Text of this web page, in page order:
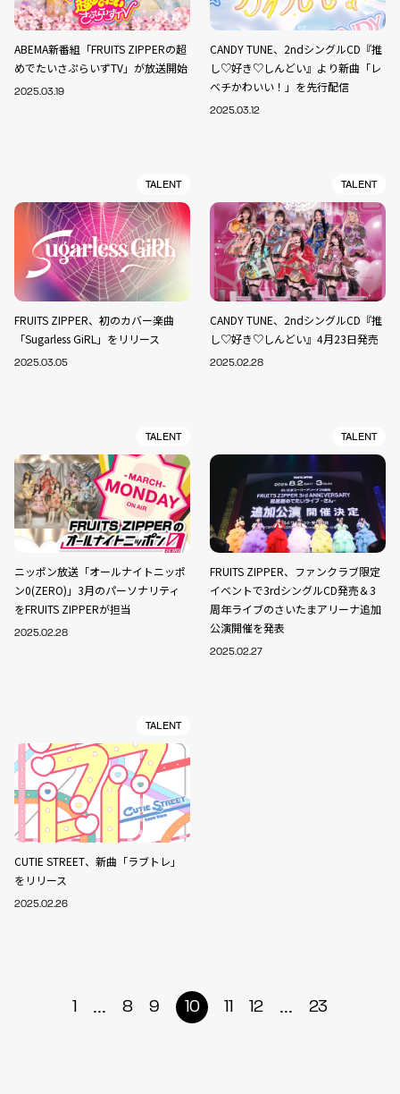
ABEMA新番組「FRUITS ZIPPERの超
めでたいさぷらいずTV」が放送開始
2025.03.19
CANDY TUNE、2ndシングルCD『推
し♡好き♡しんどい』より新曲「レ
ベチかわいい！」を先行配信
2025.03.12
TALENT
FRUITS ZIPPER、初のカバー楽曲
「Sugarless GiRL」をリリース
2025.03.05
TALENT
CANDY TUNE、2ndシングルCD『推
し♡好き♡しんどい』4月23日発売
2025.02.28
TALENT
ニッポン放送「オールナイトニッポ
ン0(ZERO)」3月のパーソナリティ
をFRUITS ZIPPERが担当
2025.02.28
TALENT
FRUITS ZIPPER、ファンクラブ限定
イベントで3rdシングルCD発売＆3
周年ライブのさいたまアリーナ追加
公演開催を発表
2025.02.27
TALENT
CUTIE STREET、新曲「ラブトレ」
をリリース
2025.02.26
1 ... 8 9 10 11 12 ... 23